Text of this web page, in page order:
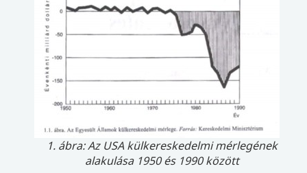
1. ábra: Az USA külkereskedelmi mérlegének
alakulása 1950 és 1990 között